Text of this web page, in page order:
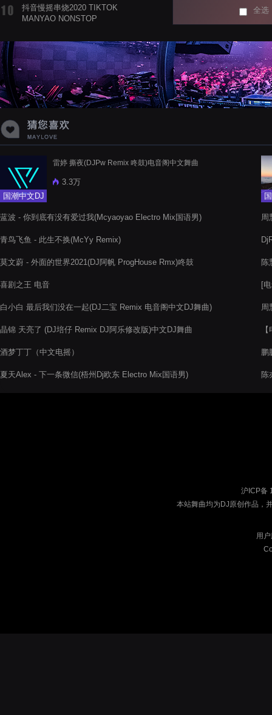
抖音慢摇串烧2020 TIKTOK
MANYAO NONSTOP
蝉爸爸妈妈爱存在夏天的风是想你的
声音啊
全选
国潮中文DJ
雷婷 撕夜(DJPw Remix 咚鼓)电音阁中文舞曲
3.3万
蓝波 - 你到底有没有爱过我(Mcyaoyao Electro Mix国语男)
青鸟飞鱼 - 此生不换(McYy Remix)
莫文蔚 - 外面的世界2021(DJ阿帆 ProgHouse Rmx)咚鼓
喜剧之王 电音
白小白 最后我们没在一起(DJ二宝 Remix 电音阁中文DJ舞曲)
晶锦 天亮了 (DJ培仔 Remix DJ阿乐修改版)中文DJ舞曲
酒梦丁丁（中文电摇）
夏天Alex - 下一条微信(梧州Dj欧东 Electro Mix国语男)
周
陈
[
周
鹏
陈
沪ICP备
本站舞曲均为DJ原创作品，
用